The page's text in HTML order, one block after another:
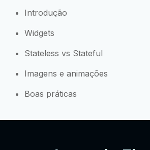
Introdução
Widgets
Stateless vs Stateful
Imagens e animações
Boas práticas